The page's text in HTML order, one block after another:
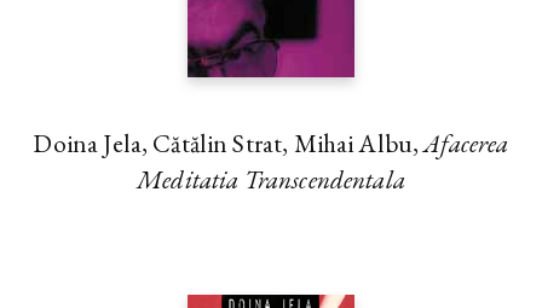
Doina Jela, Cătălin Strat, Mihai Albu,Afacerea
Meditatia Transcendentala